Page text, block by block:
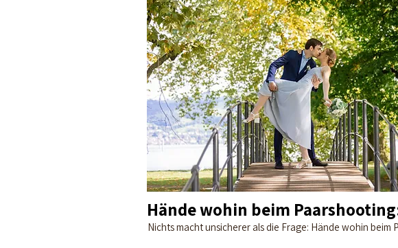
Hände wohin beim
Nichts macht unsicherer als die Frage: Hände wohin